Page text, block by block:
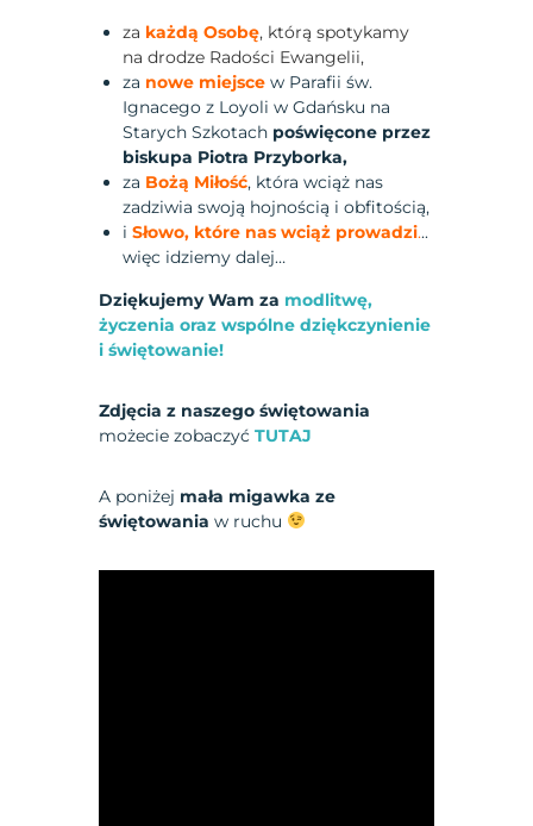
za każdą Osobę, którą spotykamy
na drodze Radości Ewangelii,
za nowe miejsce w Parafii św.
Ignacego z Loyoli w Gdańsku na
Starych Szkotach poświęcone przez
biskupa Piotra Przyborka,
za Bożą Miłość, która wciąż nas
zadziwia swoją hojnością i obfitością,
iSłowo, które nas wciąż prowadzi...
więc idziemy dalej…
Dziękujemy Wam za modlitwę,
życzenia oraz wspólne dziękczynienie
i świętowanie!
Zdjęcia z naszego świętowania
możecie zobaczyćTUTAJ
A poniżej mała migawka ze
świętowania w ruchu